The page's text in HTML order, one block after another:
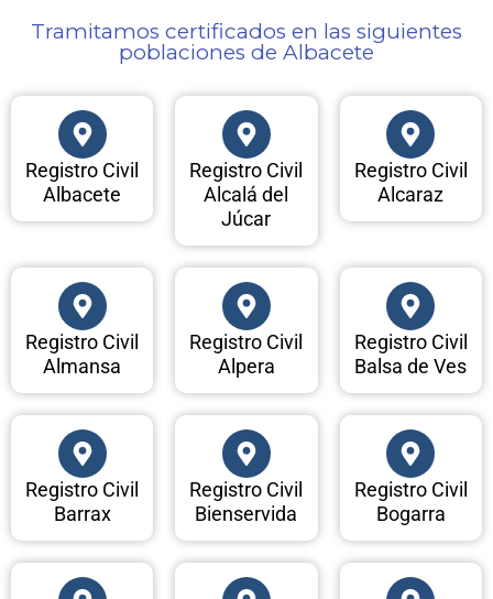
Tramitamos certificados en las siguientes
poblaciones de Albacete​
Registro Civil
Albacete
Registro Civil
Alcalá del
Júcar
Registro Civil
Alcaraz
Registro Civil
Almansa
Registro Civil
Alpera
Registro Civil
Balsa de Ves
Registro Civil
Barrax
Registro Civil
Bienservida
Registro Civil
Bogarra